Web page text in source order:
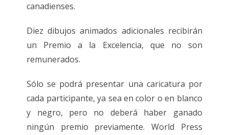
canadienses.
Diez dibujos animados adicionales recibirán
un Premio a la Excelencia, que no son
remunerados.
Sólo se podrá presentar una caricatura por
cada participante, ya sea en color o en blanco
y negro, pero no deberá haber ganado
ningún premio previamente. World Press